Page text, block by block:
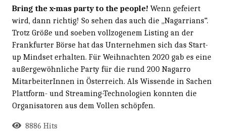
Bring the x-mas party to the people! Wenn gefeiert
wird, dann richtig! So sehen das auch die „Nagarrians“.
Trotz Größe und soeben vollzogenem Listing an der
Frankfurter Börse hat das Unternehmen sich das Start-
up Mindset erhalten. Für Weihnachten 2020 gab es eine
außergewöhnliche Party für die rund 200 Nagarro
MitarbeiterInnen in Österreich. Als Wissende in Sachen
Plattform- und Streaming-Technologien konnten die
Organisatoren aus dem Vollen schöpfen.
8886 Hits